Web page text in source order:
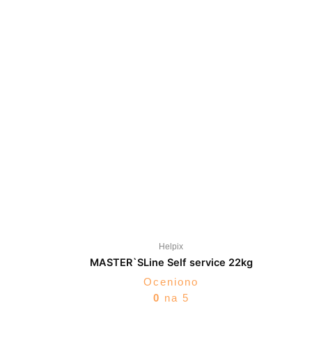
Helpix
MASTER`SLine Self service 22kg
Oceniono
0 na 5